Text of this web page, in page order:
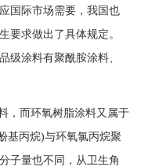
国际市场需要，我国也
要求做出了具体规定。
级涂料有聚酰胺涂料、
，而环氧树脂涂料又属于
基丙烷)与环氧氯丙烷聚
子量也不同，从卫生角